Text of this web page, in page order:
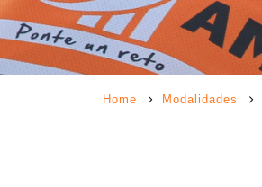
Home Modalidades